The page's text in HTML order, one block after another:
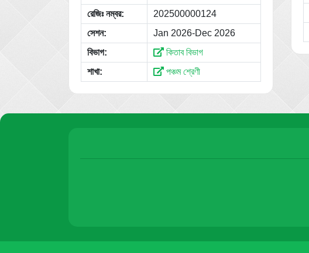
রেজিঃ নম্বর:
202500000124
সেশন:
Jan 2026-Dec 2026
বিভাগ:
কিতাব বিভাগ
শাখা:
পঞ্চম শ্রেণী